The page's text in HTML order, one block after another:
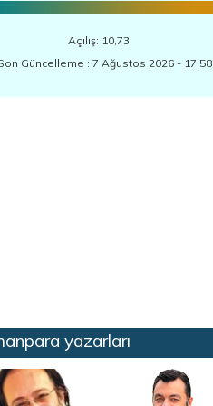
Açılış: 10,73
Güncelleme : 7 Ağustos 2026 - 17:58
yazarları